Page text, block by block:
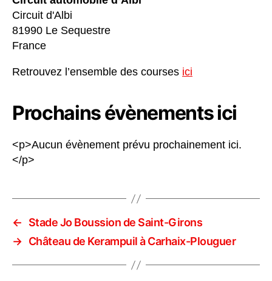
Circuit d'Albi
81990 Le Sequestre
France
Retrouvez l’ensemble des courses ici
Prochains évènements ici
<p>Aucun évènement prévu prochainement ici.
</p>
←
Stade Jo Boussion de Saint-Girons
→ Château de Kerampuil à Carhaix-Plouguer